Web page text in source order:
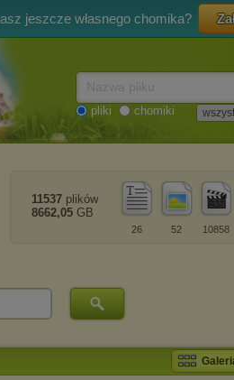
jeszcze własnego chomika?
pliki chomiki
10858
52
26
11537 plików
8662,05 GB